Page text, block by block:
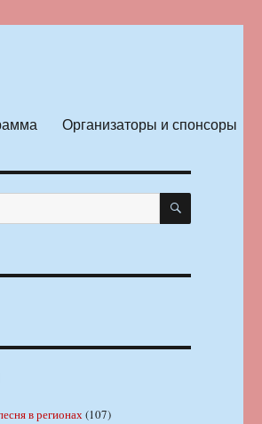
Организаторы и спонсоры
ПОИСК
в регионах(107)